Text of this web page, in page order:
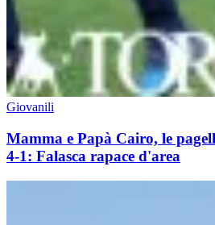
Giovanili
Mamma e Papà Cairo, le
4-1: Falasca rapace d'area